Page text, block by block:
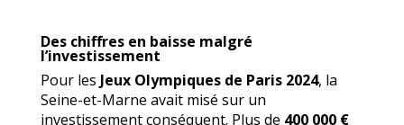
Des chiffres en baisse malgré
l’investissement
Pour les Jeux Olympiques de Paris 2024, la
Seine-et-Marne avait misé sur un
investissement conséquent. Plus de 400 000 €